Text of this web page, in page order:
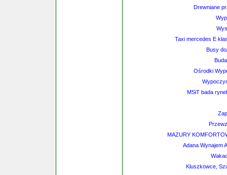
Drewniane
Taxi mercedes E
Busy
Ośrodki
MSiT bada
MAZURY
Adana Wynajem
Kluszkowce,